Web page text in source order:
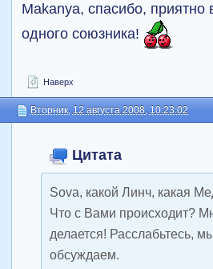
Makanya, спасибо,
одного союзника!
Наверх
Вторник, 12 августа 2008, 10:23:02
Цитата
Sova, какой Линч, какая
Что с Вами происходит?
делается! Расслабьтесь,
обсуждаем.